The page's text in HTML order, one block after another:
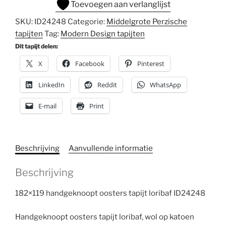
Toevoegen aan verlanglijst
SKU: ID24248 Categorie: Middelgrote Perzische
tapijten Tag: Modern Design tapijten
Dit tapijt delen:
X Facebook Pinterest
LinkedIn Reddit WhatsApp
E-mail Print
Beschrijving Aanvullende informatie
Beschrijving
182×119 handgeknoopt oosters tapijt loribaf ID24248
Handgeknoopt oosters tapijt loribaf, wol op katoen